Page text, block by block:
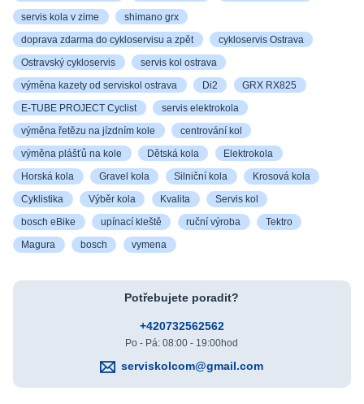
servis kola v zime shimano grx
doprava zdarma do cykloservisu a zpět cykloservis Ostrava
Ostravský cykloservis servis kol ostrava
výměna kazety od serviskol ostrava Di2 GRX RX825
E-TUBE PROJECT Cyclist servis elektrokola
výměna řetězu na jízdním kole centrování kol
výměna plášťů na kole Dětská kola Elektrokola
Horská kola Gravel kola Silniční kola Krosová kola
Cyklistika Výběr kola Kvalita Servis kol
bosch eBike upínací kleště ruční výroba Tektro
Magura bosch vymena
Potřebujete poradit?
+420732562562
Po - Pá: 08:00 - 19:00hod
serviskolcom@gmail.com